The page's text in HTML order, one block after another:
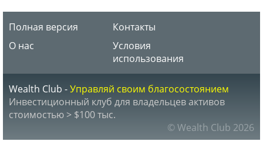
Полная версия
Контакты
О нас
Условия
использования
Wealth Club -Управляй своим благосостоянием
Инвестиционный клуб для владельцев активов
стоимостью > $100 тыс.
© Wealth Club 2026